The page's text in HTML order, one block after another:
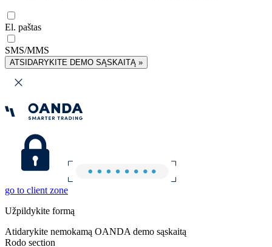
El. paštas
SMS/MMS
ATSIDARYKITE DEMO SĄSKAITĄ »
go to client zone
Užpildykite formą
Atidarykite nemokamą OANDA demo sąskaitą
Rodo section